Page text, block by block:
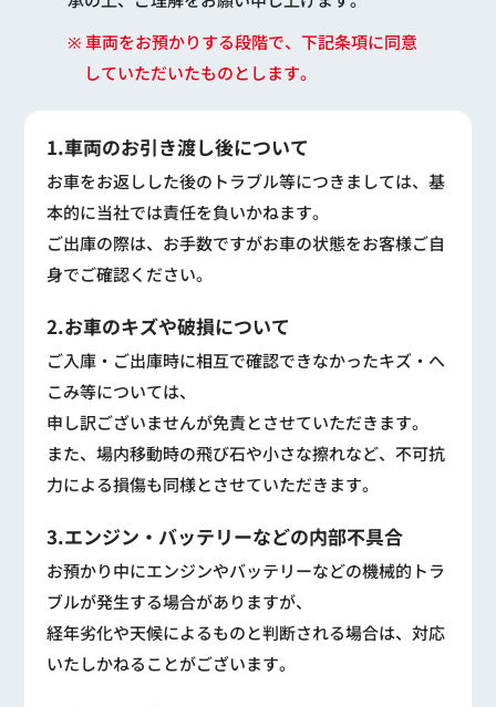
※ 車両をお預かりする段階で、下記条項に同意
していただいたものとします。
1.車両のお引き渡し後について
お車をお返しした後のトラブル等につきましては、基
本的に当社では責任を負いかねます。
ご出庫の際は、お手数ですがお車の状態をお客様ご自
身でご確認ください。
2.お車のキズや破損について
ご入庫・ご出庫時に相互で確認できなかったキズ・へ
こみ等については、
申し訳ございませんが免責とさせていただきます。
また、場内移動時の飛び石や小さな擦れなど、不可抗
力による損傷も同様とさせていただきます。
3.エンジン・バッテリーなどの内部不具合
お預かり中にエンジンやバッテリーなどの機械的トラ
ブルが発生する場合がありますが、
経年劣化や天候によるものと判断される場合は、対応
いたしかねることがございます。